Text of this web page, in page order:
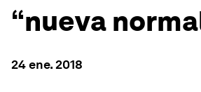
“nueva
24 ene. 2018